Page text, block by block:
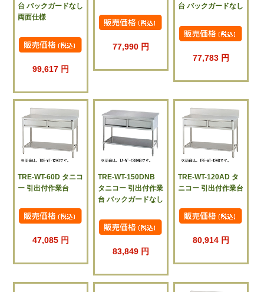
台 バックガードなし
両面仕様
99,617 円
77,990 円
台 バックガードなし
77,783 円
TRE-WT-60D タニコ
ー 引出付作業台
47,085 円
TRE-WT-150DNB
タニコー 引出付作業
台 バックガードなし
83,849 円
TRE-WT-120AD タ
ニコー 引出付作業台
80,914 円